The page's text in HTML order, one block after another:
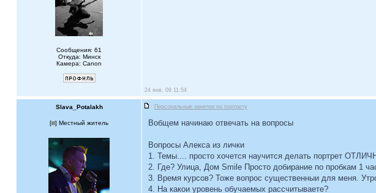
Сообщения: 61
Откуда: Минск
Камера: Canon
24 янв, 09 11:54
Slava_Potalakh Персональные занятия по портрету
[ ] Местный житель Вобщем начинаю отвечать на вопросы
Вопросы Алекса из лички
1. Темы.... просто хочется научится делать портрет
2. Где? Улица, Дом Smile Просто добирание по пробкам 1
3. Время курсов? Тоже вопрос существенныи для меня.
4. На какои уровень обучаемых рассчитываете?